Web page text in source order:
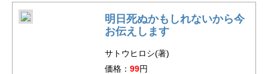
明日死ぬかもしれないから今
お伝えします
サトウヒロシ(著)
価格： 99円